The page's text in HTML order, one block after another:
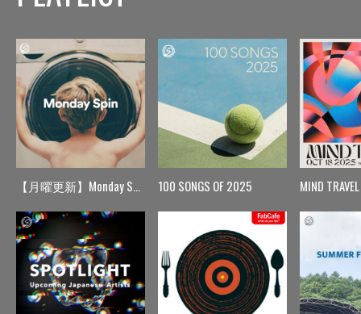
【月曜更新】Monday Spin 100 SONGS OF 2025 MIND TRAVEL